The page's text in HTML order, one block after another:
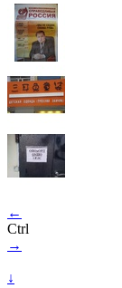
←
Ctrl
→
↓